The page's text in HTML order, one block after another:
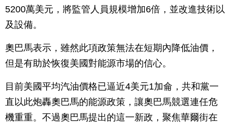
5200萬美元，將監管人員規模增加6倍，並改進技術以
及設備。
奧巴馬表示，雖然此項政策無法在短期內降低油價，
但是有助於恢復美國對能源市場的信心。
目前美國平均汽油價格已逼近4美元1加侖，共和黨一
直以此炮轟奧巴馬的能源政策，讓奧巴馬競選連任危
機重重。不過奧巴馬提出的這一新政，聚焦華爾街在